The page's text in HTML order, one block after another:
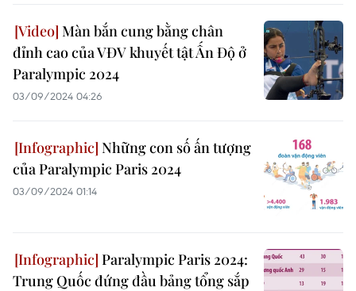
Màn bắn cung bằng chân
đỉnh cao của VĐV khuyết tật Ấn Độ ở
Paralympic 2024
03/09/2024 04:26
Những con số ấn tượng
của Paralympic Paris 2024
03/09/2024 01:14
Paralympic Paris 2024:
Trung Quốc đứng đầu bảng tổng sắp